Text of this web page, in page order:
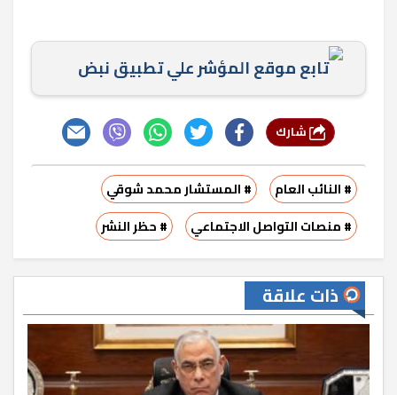
تابع موقع المؤشر علي تطبيق نبض
# النائب العام
# المستشار محمد شوقي
# منصات التواصل الاجتماعي
# حظر النشر
ذات علاقة